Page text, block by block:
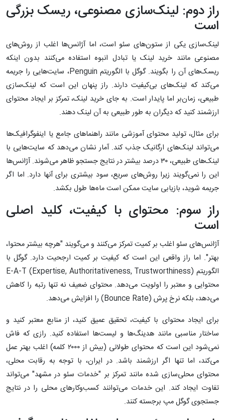
راز دوم: لینک‌سازی مصنوعی، ریسک بزرگی
است
لینک‌سازی یکی از ستون‌های سئو است، اما آژانس‌ها اغلب از روش‌های
مصنوعی مانند خرید لینک یا تبادل انبوه استفاده می‌کنند بدون اینکه
ریسک‌های آن را بگویند. گوگل با الگوریتم Penguin، سایت‌هایی را جریمه
می‌کند که لینک‌های بی‌کیفیت دارند. راز پنهان این است که لینک‌سازی
طبیعی، زمان‌بر اما پایدار است. به جای خرید لینک، تمرکز بر ایجاد محتوای
ارزشمند کنید که دیگران به طور طبیعی به آن لینک دهند.
برای مثال، تولید محتوای آموزشی مانند راهنماهای جامع یا اینفوگرافیک‌ها
می‌تواند لینک‌های ارگانیک جذب کند. آمار نشان می‌دهد که سایت‌هایی با
لینک‌های طبیعی، ۳۰ درصد بیشتر در نتایج جستجو ظاهر می‌شوند. آژانس‌ها
این را نمی‌گویند زیرا روش‌های سریع، سود بیشتری برای آنها دارد. اما اگر
جریمه شوید، بازیابی سایت ممکن است ماه‌ها طول بکشد.
راز سوم: محتوای با کیفیت، کلید اصلی
است
آژانس‌های سئو اغلب بر کمیت تمرکز می‌کنند و می‌گویند "هرچه بیشتر محتوا،
بهتر". اما راز واقعی این است که کیفیت بر کمیت ارجحیت دارد. گوگل با
الگوریتم E-A-T (Expertise, Authoritativeness, Trustworthiness)
محتوایی و معتبر را اولویت می‌دهد. محتوای ضعیف نه تنها رتبه را کاهش
می‌دهد، بلکه نرخ پرش (Bounce Rate) را افزایش می‌دهد.
برای ایجاد محتوای با کیفیت، تحقیق عمیق کنید، از منابع معتبر کنید و
ساختار مناسبی مانند هدینگ‌ها و لیست‌ها استفاده کنید. رازی که فاش
نمی‌شود این است که محتوای طولانی (بیش از ۲۰۰۰ کلمه) اغلب بهتر عمل
می‌کند، اما تنها اگر ارزشمند باشد. در ایران، با توجه به رقابت محلی،
محتوای محلی‌سازی شده مانند تمرکز بر "خدمات سئو در مشهد" می‌تواند
تفاوت ایجاد کند. این خدمات می‌توانند کسب‌وکارهای محلی را در نتایج
جستجوی گوگل مپ برجسته کنند.